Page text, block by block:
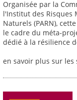
Organisée par la
l'Institut des Risques
Naturels (PARN),
le cadre du méta-
dédié à la résilience
en savoir plus sur les